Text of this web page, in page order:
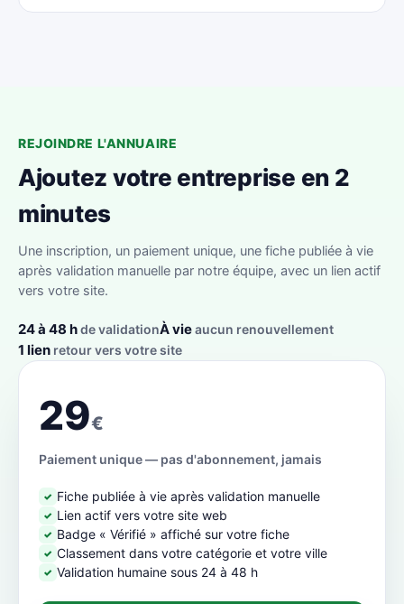
REJOINDRE L'ANNUAIRE
Ajoutez votre entreprise en 2
minutes
Une inscription, un paiement unique, une fiche publiée à vie
après validation manuelle par notre équipe, avec un lien actif
vers votre site.
24 à 48 hde validationÀ vieaucun renouvellement
1 lien retour vers votre site
29€
Paiement unique — pas d'abonnement, jamais
✓ Fiche publiée à vie après validation manuelle
✓ Lien actif vers votre site web
✓ Badge « Vérifié » affiché sur votre fiche
✓ Classement dans votre catégorie et votre ville
✓ Validation humaine sous 24 à 48 h